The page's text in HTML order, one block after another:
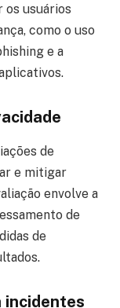
os usuários
como o uso
e a
de
e mitigar
envolve a
de
de
incidentes